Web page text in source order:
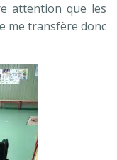
attention que les
me transfère donc